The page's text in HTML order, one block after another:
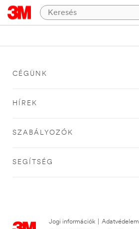
CÉGÜNK
HÍREK
SZABÁLYOZÓK
SEGÍTSÉG
Jogi információk Adatvédelem